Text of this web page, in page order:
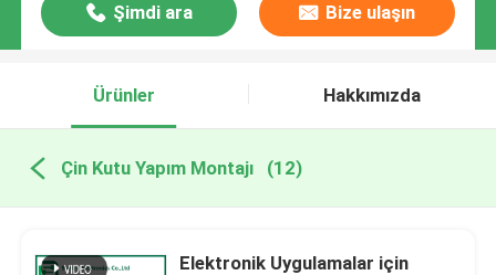
Şimdi ara Bize ulaşın
Ürünler Hakkımızda
Çin Kutu Yapım Montajı (12)
Elektronik Uygulamalar için